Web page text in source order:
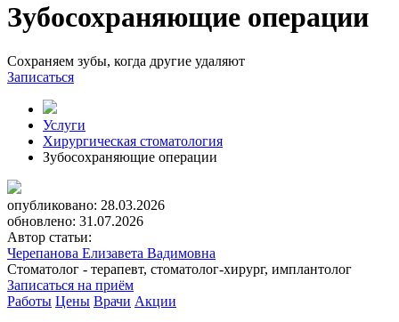
Зубосохраняющие операции
Сохраняем зубы, когда другие удаляют
Записаться
Услуги
Хирургическая стоматология
Зубосохраняющие операции
опубликовано: 28.03.2026
обновлено: 31.07.2026
Автор статьи:
Черепанова Елизавета Вадимовна
Стоматолог - терапевт, стоматолог-хирург, имплантолог
Записаться на приём
Работы Цены Врачи Акции